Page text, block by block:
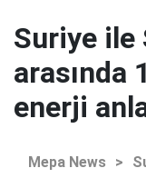
Suriye ile
arasında
enerji
Mepa News >